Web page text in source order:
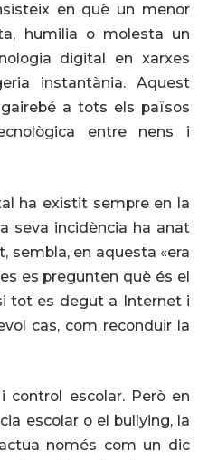
en què un menor
humilia o molesta un
digital en xarxes
instantània. Aquest
a tots els països
entre nens i
ha existit sempre en la
seva incidència ha anat
sembla, en aquesta «era
es pregunten què és el
tot es degut a Internet i
cas, com reconduir la
control escolar. Però en
escolar o el bullying, la
només com un dic